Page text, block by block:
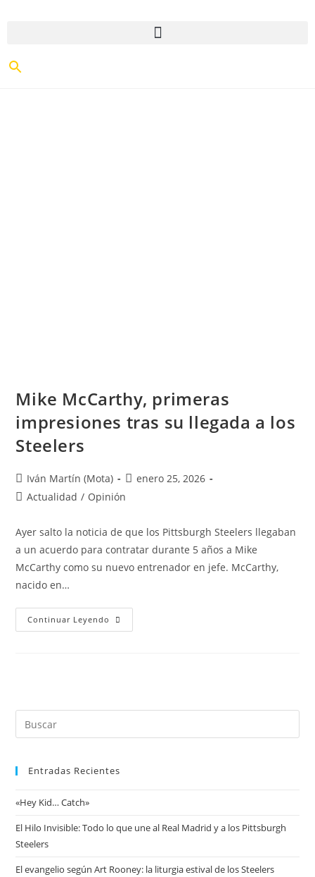
Mike McCarthy, primeras
impresiones tras su llegada a los
Steelers
Iván Martín (Mota)
enero 25, 2026
Actualidad / Opinión
Ayer salto la noticia de que los Pittsburgh Steelers llegaban
a un acuerdo para contratar durante 5 años a Mike
McCarthy como su nuevo entrenador en jefe. McCarthy,
nacido en…
Continuar Leyendo
Entradas Recientes
«Hey Kid… Catch»
El Hilo Invisible: Todo lo que une al Real Madrid y a los Pittsburgh
Steelers
El evangelio según Art Rooney: la liturgia estival de los Steelers